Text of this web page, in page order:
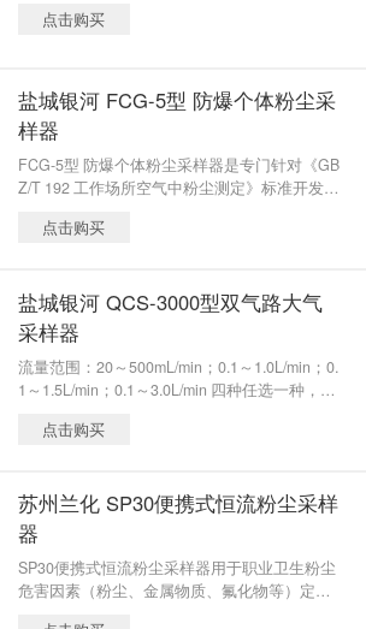
点击购买
盐城银河 FCG-5型 防爆个体粉尘采
样器
FCG-5型 防爆个体粉尘采样器是专门针对《GB
Z/T 192 工作场所空气中粉尘测定》标准开发研
L/min流量滤膜采样夹对总粉尘、呼吸性粉尘、
点击购买
盐城银河 QCS-3000型双气路大气
采样器
流量范围：20～500mL/min；0.1～1.0L/min；0.
1～1.5L/min；0.1～3.0L/min 四种任选一种，或
点击购买
苏州兰化 SP30便携式恒流粉尘采样
器
SP30便携式恒流粉尘采样器用于职业卫生粉尘
危害因素（粉尘、金属物质、氟化物等）定点